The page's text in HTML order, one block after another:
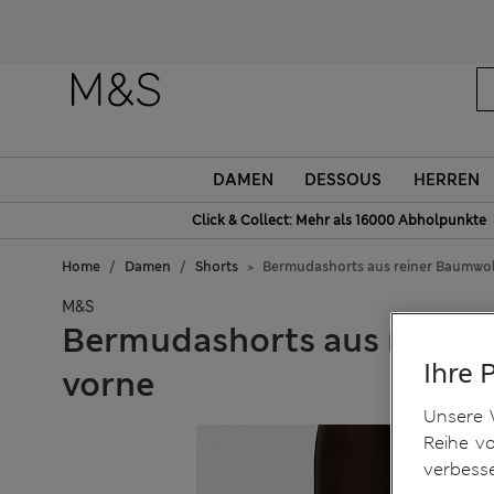
DAMEN DESSOUS HERREN
Click & Collect: Mehr als 16000 Abholpunkte
Home Damen Shorts Bermudashorts aus reiner
M&S
Bermudashorts aus
vorne
Ihre
Unsere
Reihe